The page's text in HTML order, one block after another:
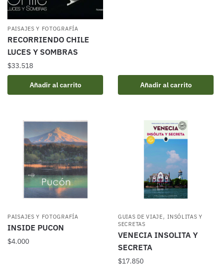
PAISAJES Y FOTOGRAFÍA
RECORRIENDO CHILE
LUCES Y SOMBRAS
$33.518
Añadir al carrito Añadir al carrito
PAISAJES Y FOTOGRAFÍA
INSIDE PUCON
$4.000
GUIAS DE VIAJE,INSÓLITAS Y
SECRETAS
VENECIA INSOLITA Y
SECRETA
$17.850